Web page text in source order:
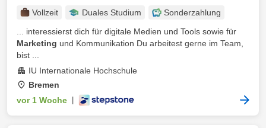
Vollzeit Duales Studium
Sonderzahlung
... interessierst dich für digitale Medien und Tools sowie für
Marketing und Kommunikation Du arbeitest gerne im Team,
bist ...
IU Internationale Hochschule
Bremen
vor 1 Woche